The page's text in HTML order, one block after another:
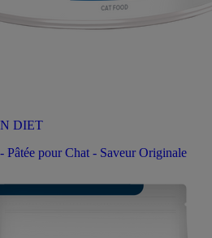
DIET
Pâtée pour Chat - Saveur Originale